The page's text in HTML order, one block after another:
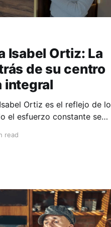
Isabel Ortiz: La
de su centro
integral
Ortiz es el reflejo de lo
el esfuerzo constante se
read